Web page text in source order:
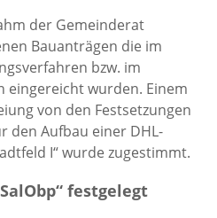
der Gemeinderat
Bauanträgen die im
bzw. im
eingereicht wurden. Einem
von den Festsetzungen
den Aufbau einer DHL-
I“ wurde zugestimmt.
festgelegt